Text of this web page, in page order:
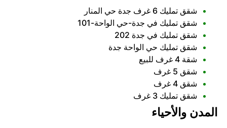
شقق تمليك 6 غرف جدة حي المنار
شقق تمليك في جدة-حي الواحة-101
شقق تمليك في جدة 202
شقق تمليك حي الواحة جدة
شقة 4 غرف للبيع
شقق 5 غرف
شقق 4 غرف
شقق تمليك 3 غرف
المدن والأحياء